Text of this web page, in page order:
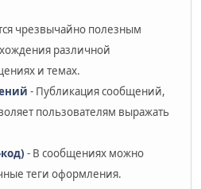
чрезвычайно полезным
различной
и темах.
- Публикация сообщений,
пользователям выражать
- В сообщениях можно
теги оформления.